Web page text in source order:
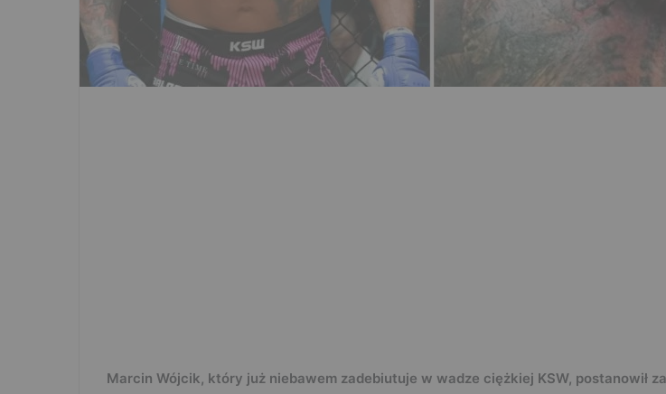
Marcin Wójcik, który już niebawem zadebiutuje w wadze ciężkiej KSW, postanowił